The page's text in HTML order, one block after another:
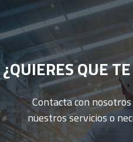
¿QUIERES QUE
Contacta con
nuestros servicios o